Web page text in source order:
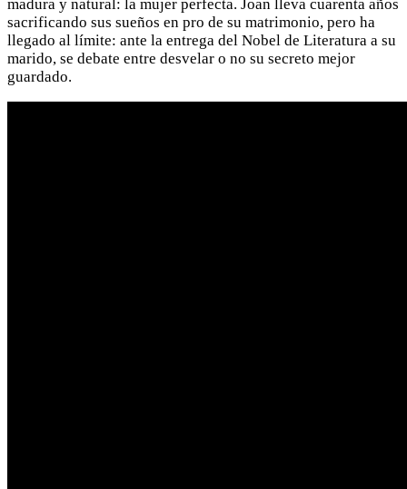
madura y natural: la mujer perfecta. Joan lleva cuarenta años
sacrificando sus sueños en pro de su matrimonio, pero ha
llegado al límite: ante la entrega del Nobel de Literatura a su
marido, se debate entre desvelar o no su secreto mejor
guardado.